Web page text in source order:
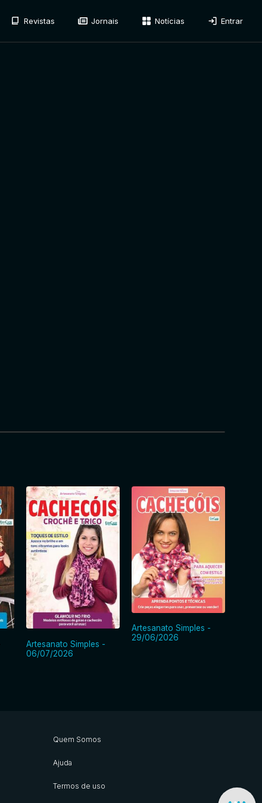
Revistas Jornais Notícias Entrar
Artesanato Simples -
06/07/2026
Artesanato Simples -
29/06/2026
Quem Somos
Ajuda
Termos de uso